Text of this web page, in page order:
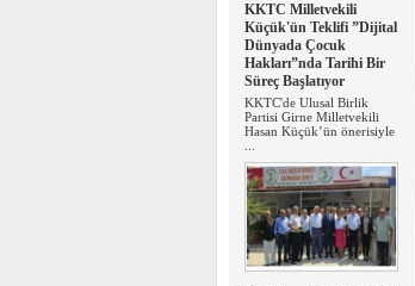
KKTC Milletvekili
Küçük'ün Teklifi ”Dijital
Dünyada Çocuk
Hakları”nda Tarihi Bir
Süreç Başlatıyor
KKTC'de Ulusal Birlik
Partisi Girne Milletvekili
Hasan Küçük’ün önerisiyle